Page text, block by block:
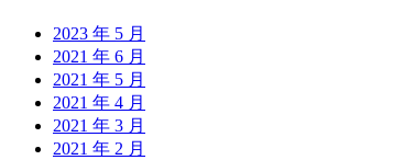
2023 年 5 月
2021 年 6 月
2021 年 5 月
2021 年 4 月
2021 年 3 月
2021 年 2 月